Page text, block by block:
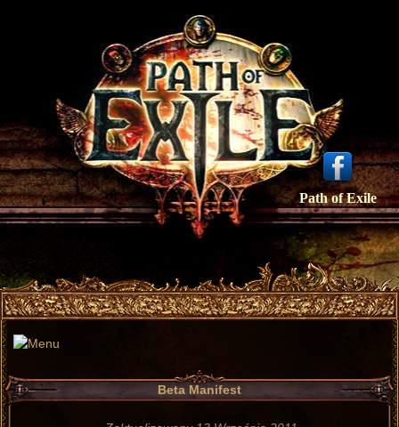
Path of Exile
Beta Manifest